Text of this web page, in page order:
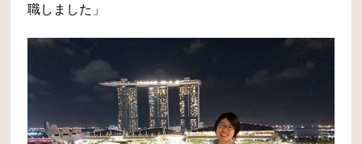
職しました」